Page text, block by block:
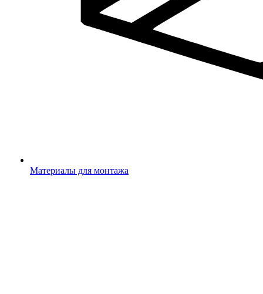
Материалы для монтажа